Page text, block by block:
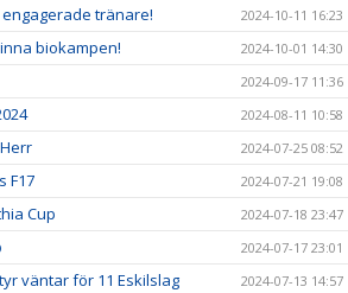
tränare! 2024-10-11 16:23
biokampen! 2024-10-01 14:30
2024-09-17 11:36
2024-08-11 10:58
2024-07-25 08:52
F17 2024-07-21 19:08
Cup 2024-07-18 23:47
2024-07-17 23:01
väntar för 11 Eskilslag 2024-07-13 14:57